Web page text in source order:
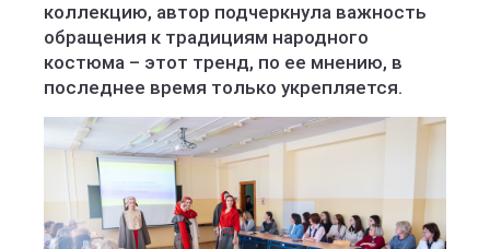
коллекцию, автор подчеркнула важность
обращения к традициям народного
костюма – этот тренд, по ее мнению, в
последнее время только укрепляется.